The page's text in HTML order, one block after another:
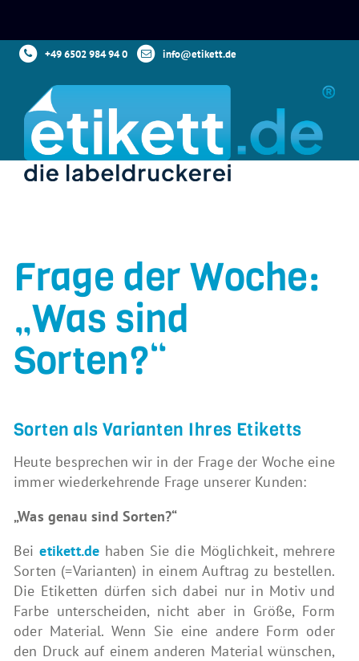
+49 6502 984 94 0 info@etikett.de
Frage der Woche:
„Was sind
Sorten?“
Sorten als Varianten Ihres Etiketts
Heute besprechen wir in der Frage der Woche eine
immer wiederkehrende Frage unserer Kunden:
„Was genau sind Sorten?“
Beietikett.de haben Sie die Möglichkeit, mehrere
Sorten (=Varianten) in einem Auftrag zu bestellen.
Die Etiketten dürfen sich dabei nur in Motiv und
Farbe unterscheiden, nicht aber in Größe, Form
oder Material. Wenn Sie eine andere Form oder
den Druck auf einem anderen Material wünschen,